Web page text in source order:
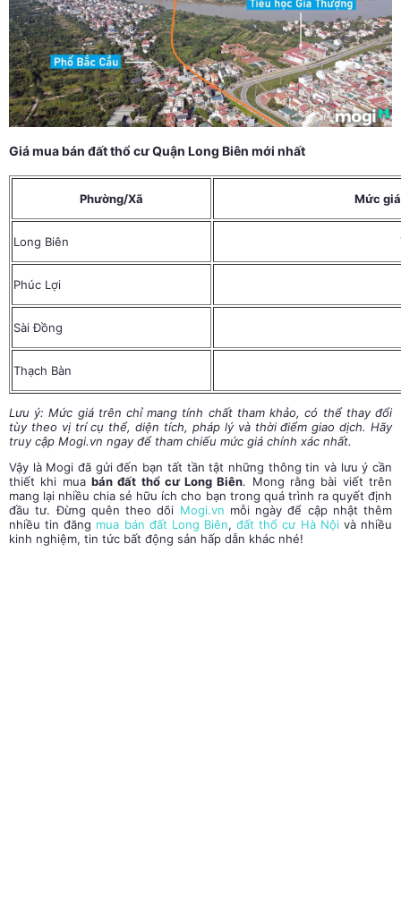
Giá mua bán đất thổ cư Quận Long Biên mới nhất
Phường/Xã Mức
Long Biên
Phúc Lợi
Sài Đồng
Thạch Bàn
Lưu ý: Mức giá trên chỉ mang tính chất tham khảo, có thể thay đổi
tùy theo vị trí cụ thể, diện tích, pháp lý và thời điểm giao dịch. Hãy
truy cập Mogi.vn ngay để tham chiếu mức giá chính xác nhất.
Vậy là Mogi đã gửi đến bạn tất tần tật những thông tin và lưu ý cần
thiết khi mua bán đất thổ cư Long Biên. Mong rằng bài viết trên
mang lại nhiều chia sẻ hữu ích cho bạn trong quá trình ra quyết định
đầu tư. Đừng quên theo dõi Mogi.vn mỗi ngày để cập nhật thêm
nhiều tin đăng mua bán đất Long Biên,đất thổ cư Hà Nộivà nhiều
kinh nghiệm, tin tức bất động sản hấp dẫn khác nhé!